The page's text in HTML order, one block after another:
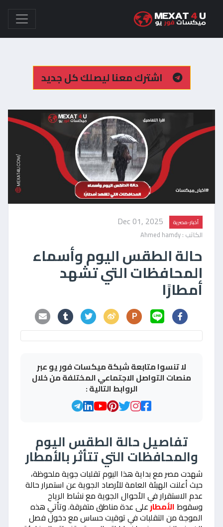
اشترك معنا ليصلك كل جديد
أخبار-مصرية Dec 01, 2025
الكاتب : Ahmed hamdy
حالة الطقس اليوم وأسماء
المحافظات التي تشهد
أمطارًا
P
لا تنسوا متابعة شبكة ميكسات فور يو عبر
منصات التواصل الاجتماعي المختلفة من خلال
الروابط التالية :
تفاصيل حالة الطقس اليوم
والمحافظات التي تتأثر بالأمطار
شهدت مصر مع بداية هذا اليوم تقلبات جوية ملحوظة،
حيث أعلنت الهيئة العامة للأرصاد الجوية عن استمرار حالة
عدم الاستقرار في الأحوال الجوية مع نشاط الرياح
وسقوطالأمطارعلى عدة مناطق متفرقة. وتأتي هذه
الموجة من التقلبات في توقيت حساس مع دخول فصل